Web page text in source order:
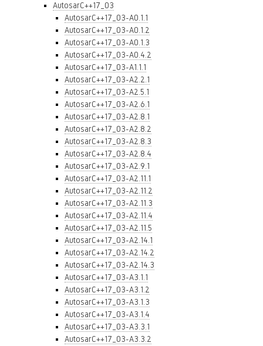
AutosarC++17_03
AutosarC++17_03-A0.1.1
AutosarC++17_03-A0.1.2
AutosarC++17_03-A0.1.3
AutosarC++17_03-A0.4.2
AutosarC++17_03-A1.1.1
AutosarC++17_03-A2.2.1
AutosarC++17_03-A2.5.1
AutosarC++17_03-A2.6.1
AutosarC++17_03-A2.8.1
AutosarC++17_03-A2.8.2
AutosarC++17_03-A2.8.3
AutosarC++17_03-A2.8.4
AutosarC++17_03-A2.9.1
AutosarC++17_03-A2.11.1
AutosarC++17_03-A2.11.2
AutosarC++17_03-A2.11.3
AutosarC++17_03-A2.11.4
AutosarC++17_03-A2.11.5
AutosarC++17_03-A2.14.1
AutosarC++17_03-A2.14.2
AutosarC++17_03-A2.14.3
AutosarC++17_03-A3.1.1
AutosarC++17_03-A3.1.2
AutosarC++17_03-A3.1.3
AutosarC++17_03-A3.1.4
AutosarC++17_03-A3.3.1
AutosarC++17_03-A3.3.2